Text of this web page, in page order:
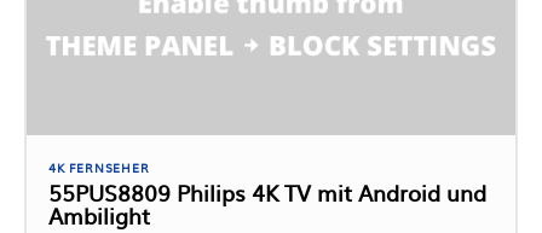
4K FERNSEHER
55PUS8809 Philips 4K TV mit Android und
Ambilight